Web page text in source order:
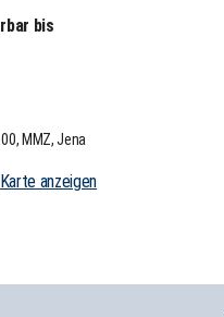
bis
MMZ, Jena
Karte anzeigen